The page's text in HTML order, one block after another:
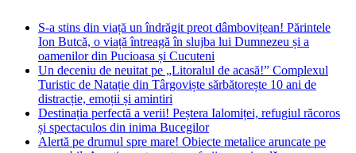
S-a stins din viață un îndrăgit preot dâmbovițean! Părintele
Ion Butcă, o viață întreagă în slujba lui Dumnezeu și a
oamenilor din Pucioasa și Cucuteni
Un deceniu de neuitat pe „Litoralul de acasă!” Complexul
Turistic de Natație din Târgoviște sărbătorește 10 ani de
distracție, emoții și amintiri
Destinația perfectă a verii! Peștera Ialomiței, refugiul răcoros
și spectaculos din inima Bucegilor
Alertă pe drumul spre mare! Obiecte metalice aruncate pe